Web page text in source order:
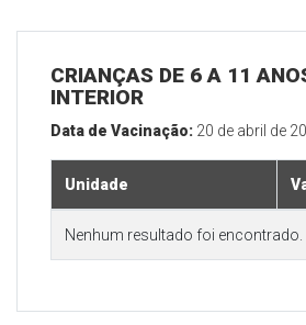
CRIANÇAS DE 6 A 11
INTERIOR
Data de Vacinação: 20 de abril de
Unidade
Nenhum resultado foi encontrado.